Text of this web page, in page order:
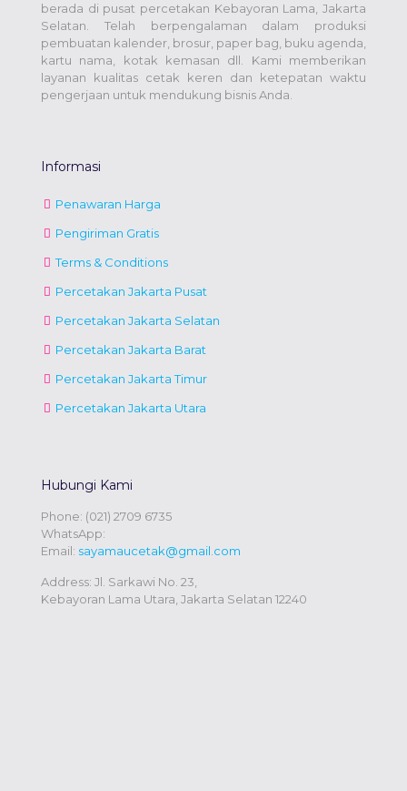
berada di pusat percetakan Kebayoran Lama, Jakarta
Selatan. Telah berpengalaman dalam produksi
pembuatan kalender, brosur, paper bag, buku agenda,
kartu nama, kotak kemasan dll. Kami memberikan
layanan kualitas cetak keren dan ketepatan waktu
pengerjaan untuk mendukung bisnis Anda.
Informasi
Penawaran Harga
Pengiriman Gratis
Terms & Conditions
Percetakan Jakarta Pusat
Percetakan Jakarta Selatan
Percetakan Jakarta Barat
Percetakan Jakarta Timur
Percetakan Jakarta Utara
Hubungi Kami
Phone: (021) 2709 6735
WhatsApp:
Email: sayamaucetak@gmail.com
Address: Jl. Sarkawi No. 23,
Kebayoran Lama Utara, Jakarta Selatan 12240